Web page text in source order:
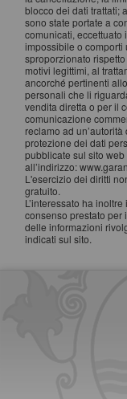
blocco dei dati trattati;
sono state portate a
comunicati, eccettuato
impossibile o comporti
sproporzionato
motivi legittimi, al
ancorché pertinenti
personali che li
vendita diretta o per il
comunicazione
reclamo ad
protezione dei dati
pubblicate sul sito
all’indirizzo:
L'esercizio dei diritti
gratuito.
L’interessato ha
consenso prestato per
delle informazioni
indicati sul sito.